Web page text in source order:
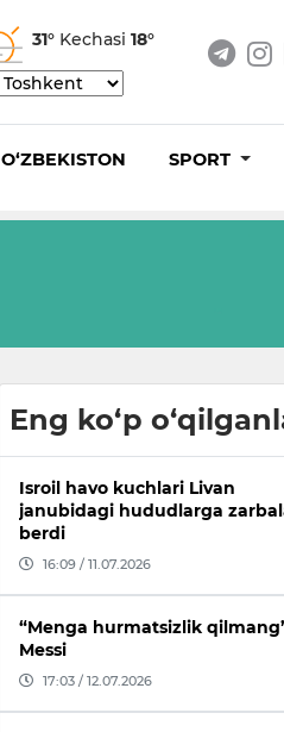
31° Kechasi 18°
O‘ZBEKISTON SPORT
Eng ko‘p
Isroil havo kuchlari Livan
janubidagi hududlarga
berdi
16:09 / 11.07.2026
“Menga hurmatsizlik
Messi
17:03 / 12.07.2026